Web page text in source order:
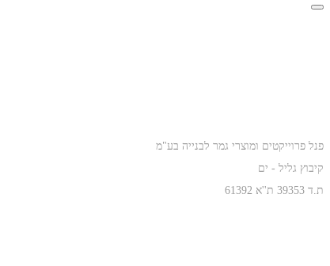
פנל פרוייקטים ומוצרי גמר לבנייה בע"מ
קיבוץ גליל - ים
ת.ד 39353 ת''א 61392